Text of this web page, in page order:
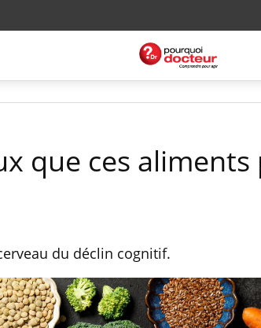
que ces
du déclin cognitif.